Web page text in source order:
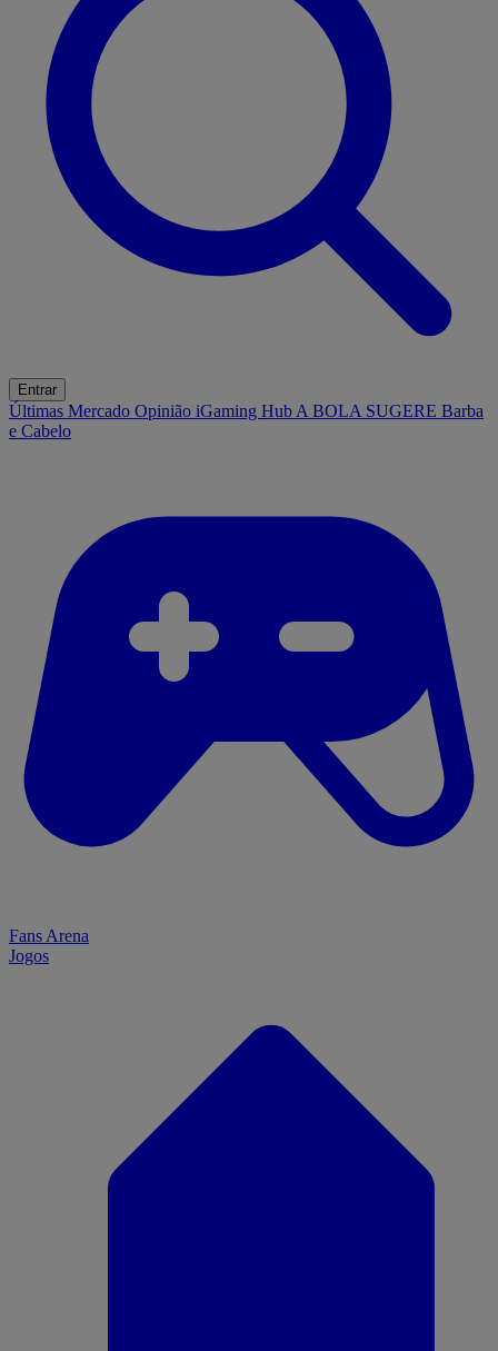
Entrar
Últimas Mercado Opinião iGaming Hub A BOLA SUGERE Barba
e Cabelo
Fans Arena
Jogos